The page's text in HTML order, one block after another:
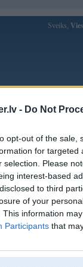
- Do Not
opt-out of the sale,
for targeted
selection. Please
interest-based
to third
of your
This information
Participants that
Sveiks,
Forums Galerijas
Lietotājvārds:
Pilsēta:
Braucu ar:
Intereses: